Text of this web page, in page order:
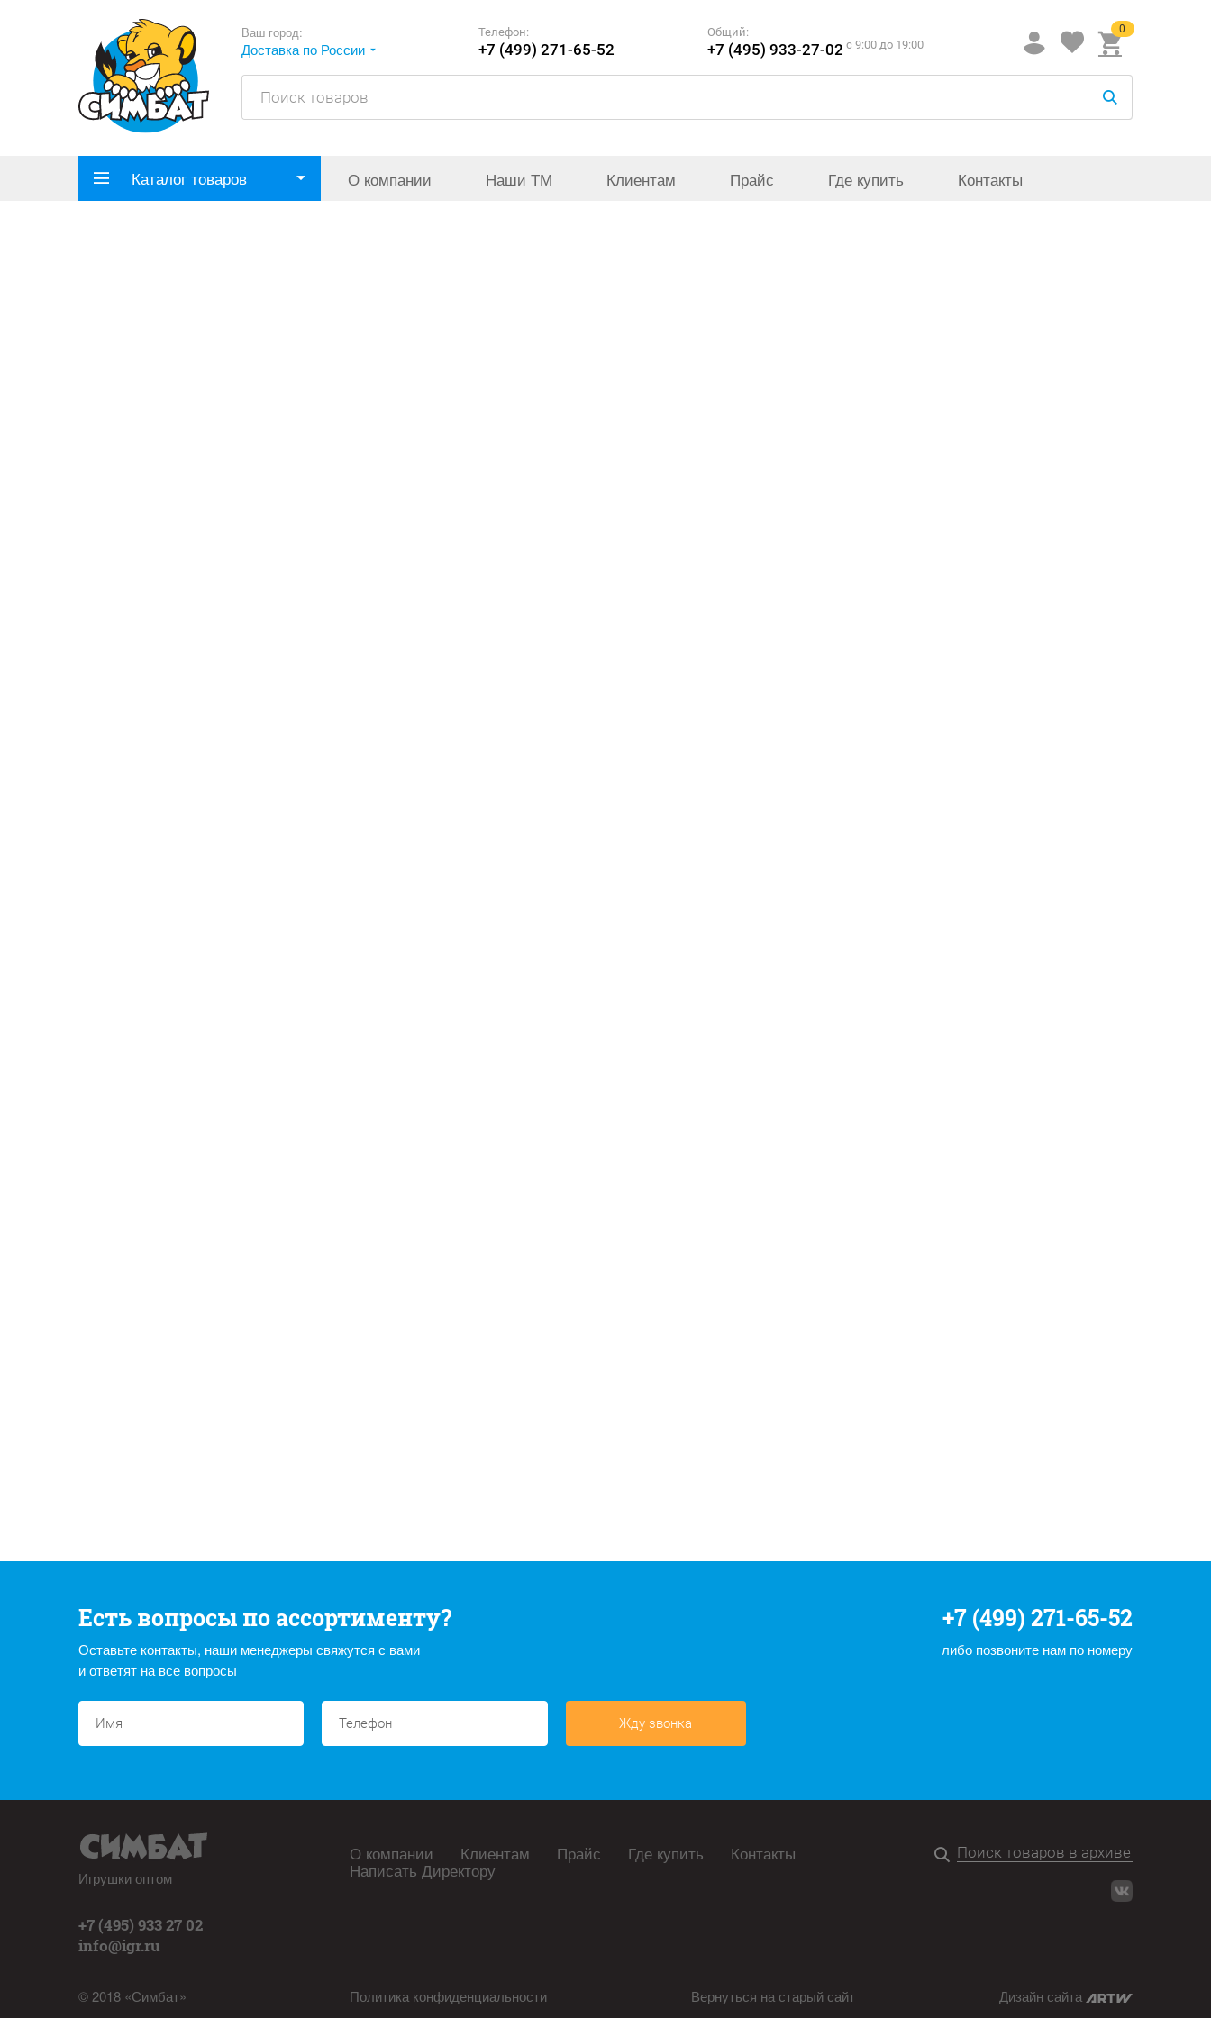
Ваш город:
Доставка по России
Телефон:
+7 (499) 271-65-52
Общий:
+7 (495) 933-27-02 c 9:00 до 19:00
0
Каталог товаров О компании Наши ТМ Клиентам Прайс Где купить Контакты
Есть вопросы по ассортименту?
Оставьте контакты, наши менеджеры свяжутся с вами
и ответят на все вопросы
+7 (499) 271-65-52
либо позвоните нам по номеру
Жду звонка
Игрушки оптом
+7 (495) 933 27 02
info@igr.ru
© 2018 «Симбат»
О компании Клиентам Прайс Где купить Контакты
Написать Директору
Политика конфиденциальности Вернуться на старый сайт Дизайн сайта